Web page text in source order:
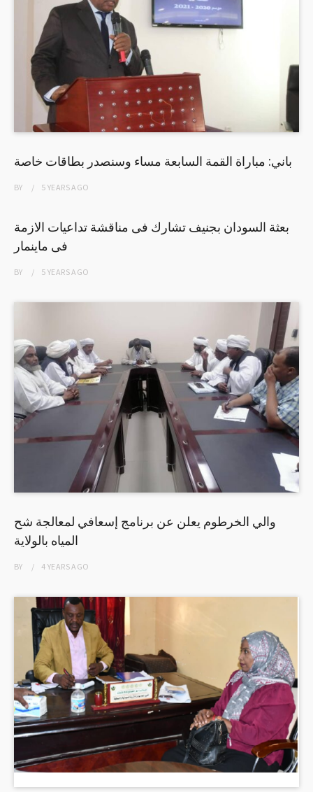
باني: مباراة القمة السابعة مساء وسنصدر بطاقات خاصة
BY 5 YEARSAGO
بعثة السودان بجنيف تشارك فى مناقشة تداعيات الازمة
فى ماينمار
BY 5 YEARSAGO
والي الخرطوم يعلن عن برنامج إسعافي لمعالجة شح
المياه بالولاية
BY 4 YEARSAGO